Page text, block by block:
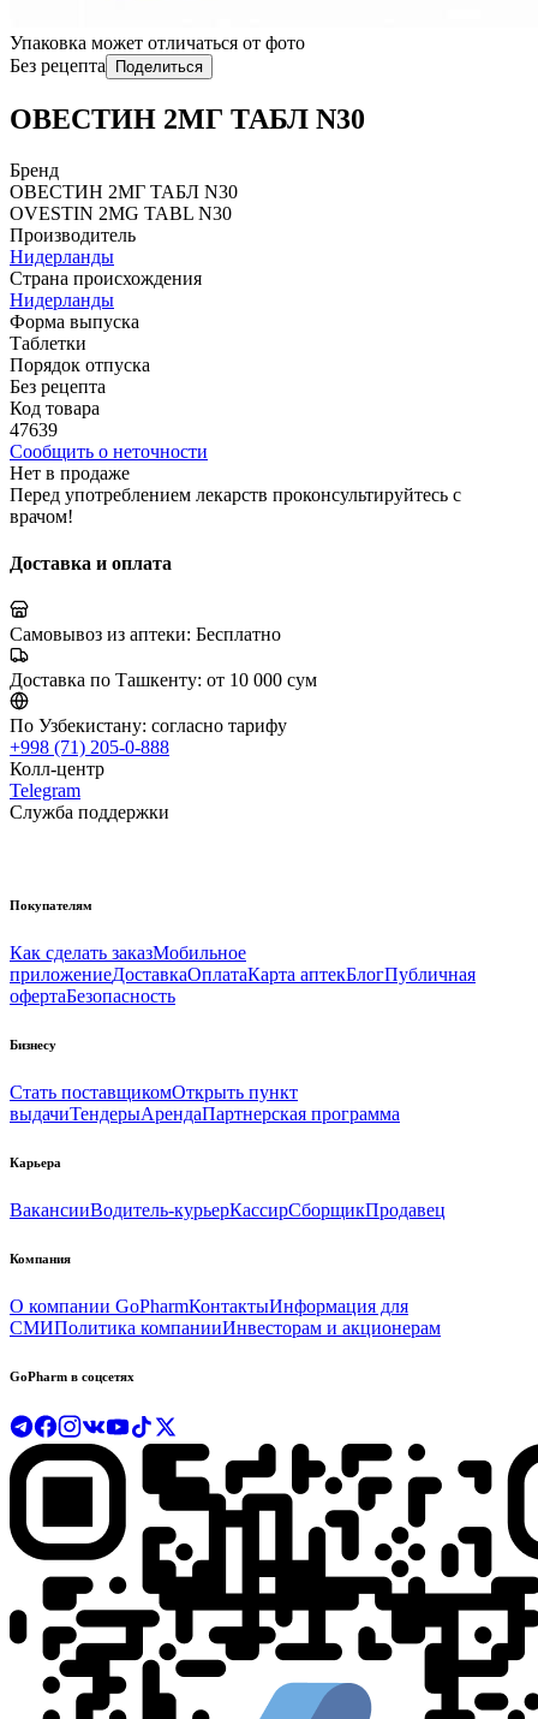
Упаковка может отличаться от фото
Без рецепта
Поделиться
ОВЕСТИН 2МГ ТАБЛ N30
Бренд
ОВЕСТИН 2МГ ТАБЛ N30
OVЕSTIN 2MG TABL N30
Производитель
Нидерланды
Страна происхождения
Нидерланды
Форма выпуска
Таблетки
Порядок отпуска
Без рецепта
Код товара
47639
Сообщить о неточности
Нет в продаже
Перед употреблением лекарств проконсультируйтесь с
врачом!
Доставка и оплата
Самовывоз из аптеки: Бесплатно
Доставка по Ташкенту: от 10 000 сум
По Узбекистану: согласно тарифу
+998 (71) 205-0-888
Колл-центр
Telegram
Служба поддержки
Покупателям
Как сделать заказМобильное
приложениеДоставкаОплатаКарта аптекБлогПубличная
офертаБезопасность
Бизнесу
Стать поставщикомОткрыть пункт
выдачиТендерыАрендаПартнерская программа
Карьера
ВакансииВодитель-курьерКассирСборщикПродавец
Компания
О компании GoPharmКонтактыИнформация для
СМИПолитика компанииИнвесторам и акционерам
GoPharm в соцсетях